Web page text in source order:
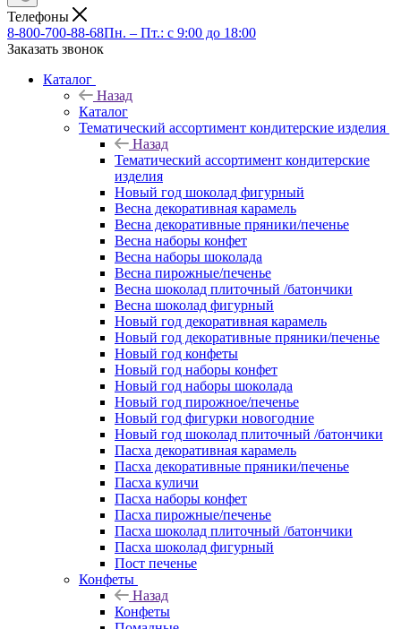
Телефоны
8-800-700-88-68Пн. – Пт.: с 9:00 до 18:00
Заказать звонок
Каталог
Назад
Каталог
Тематический ассортимент кондитерские изделия
Назад
Тематический ассортимент кондитерские
изделия
Новый год шоколад фигурный
Весна декоративная карамель
Весна декоративные пряники/печенье
Весна наборы конфет
Весна наборы шоколада
Весна пирожные/печенье
Весна шоколад плиточный /батончики
Весна шоколад фигурный
Новый год декоративная карамель
Новый год декоративные пряники/печенье
Новый год конфеты
Новый год наборы конфет
Новый год наборы шоколада
Новый год пирожное/печенье
Новый год фигурки новогодние
Новый год шоколад плиточный /батончики
Пасха декоративная карамель
Пасха декоративные пряники/печенье
Пасха куличи
Пасха наборы конфет
Пасха пирожные/печенье
Пасха шоколад плиточный /батончики
Пасха шоколад фигурный
Пост печенье
Конфеты
Назад
Конфеты